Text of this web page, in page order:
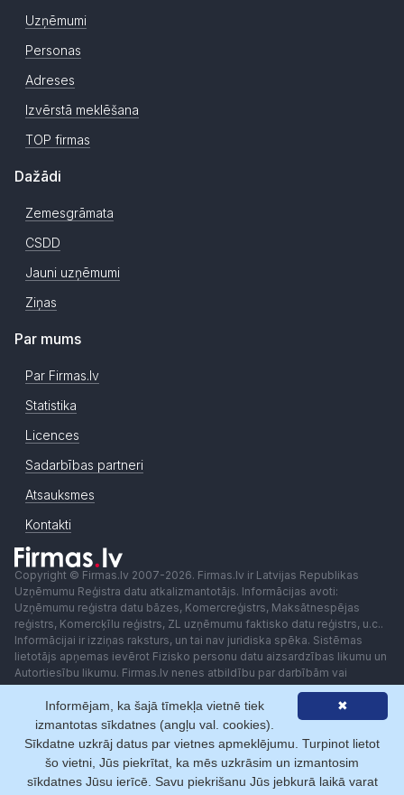
Uzņēmumi
Personas
Adreses
Izvērstā meklēšana
TOP firmas
Dažādi
Zemesgrāmata
CSDD
Jauni uzņēmumi
Ziņas
Par mums
Par Firmas.lv
Statistika
Licences
Sadarbības partneri
Atsauksmes
Kontakti
Copyright © Firmas.lv 2007-2026. Firmas.lv ir Latvijas Republikas
Uzņēmumu Reģistra datu atkalizmantotājs. Informācijas avoti:
Uzņēmumu reģistra datu bāzes, Komercreģistrs, Maksātnespējas
reģistrs, Komercķīlu reģistrs, ZL uzņēmumu faktisko datu reģistrs, u.c..
Informācijai ir izziņas raksturs, un tai nav juridiska spēka. Sistēmas
lietotājs apņemas ievērot Fizisko personu datu aizsardzības likumu un
Autortiesību likumu. Firmas.lv nenes atbildību par darbībām vai
lēmumiem, kas balstīti uz saņemto pakalpojumu. Lietotājam aizliegts
izmantot jebkādas automatizētas sistēmas vai iekārtas (robotus)
piekļuvei sistēmai bez rakstiskas saskaņošanas ar Firmas.lv. Galvenā
redaktore: Ingūna Pempere.
Lietošanas noteikumi
Privātuma politika Norēķini ar
✖
Informējam, ka šajā tīmekļa vietnē tiek
izmantotas sīkdatnes (angļu val. cookies).
Sīkdatne uzkrāj datus par vietnes apmeklējumu. Turpinot lietot
šo vietni, Jūs piekrītat, ka mēs uzkrāsim un izmantosim
sīkdatnes Jūsu ierīcē. Savu piekrišanu Jūs jebkurā laikā varat